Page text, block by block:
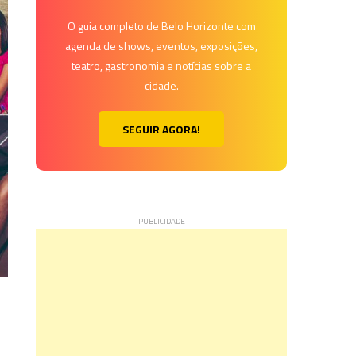
O guia completo de Belo Horizonte com
agenda de shows, eventos, exposições,
teatro, gastronomia e notícias sobre a
cidade.
SEGUIR AGORA!